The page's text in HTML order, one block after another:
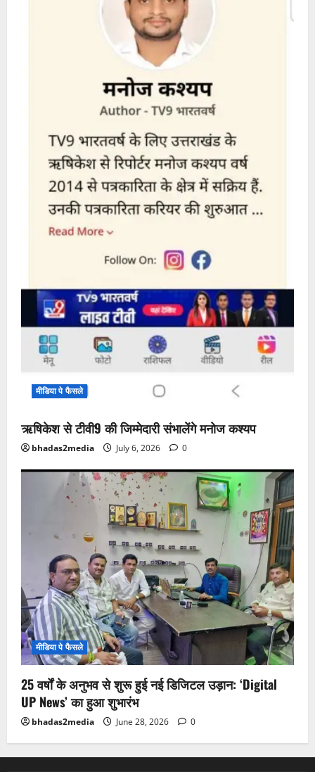
मीडिया पे फैसले
ऋषिकेश से टीवी9 की जिम्मेदारी संभालेंगे मनोज कश्यप
bhadas2media July 6, 2026 0
मीडिया पे फैसले
25 वर्षों के अनुभव से शुरू हुई नई डिजिटल उड़ान: ‘Digital
UP News’ का हुआ शुभारंभ
bhadas2media June 28, 2026 0